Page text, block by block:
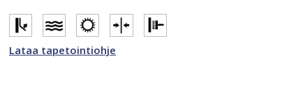
Lataa tapetointiohje